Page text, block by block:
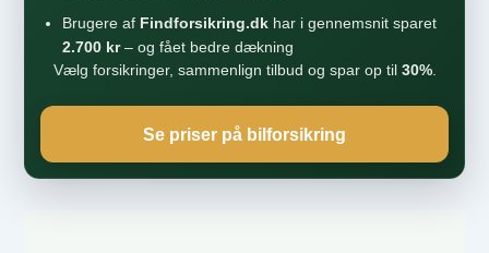
Brugere af Findforsikring.dk har i gennemsnit sparet
2.700 kr– og fået bedre dækning
Vælg forsikringer, sammenlign tilbud og spar op til 30%.
Se priser på bilforsikring